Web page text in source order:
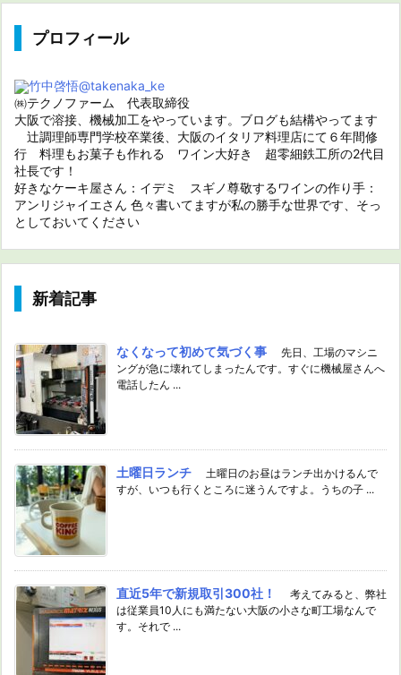
プロフィール
竹中啓悟@takenaka_ke
㈱テクノファーム 代表取締役
大阪で溶接、機械加工をやっています。ブログも結構やってます
辻調理師専門学校卒業後、大阪のイタリア料理店にて６年間修
行 料理もお菓子も作れる ワイン大好き 超零細鉄工所の2代目
社長です！
好きなケーキ屋さん：イデミ スギノ尊敬するワインの作り手：
アンリジャイエさん 色々書いてますが私の勝手な世界です、そっ
としておいてください
新着記事
なくなって初めて気づく事
先日、工場のマシニ
ングが急に壊れてしまったんです。すぐに機械屋さんへ
電話したん ...
土曜日ランチ
土曜日のお昼はランチ出かけるんで
すが、いつも行くところに迷うんですよ。うちの子 ...
直近5年で新規取引300社！
考えてみると、弊社
は従業員10人にも満たない大阪の小さな町工場なんで
す。それで ...